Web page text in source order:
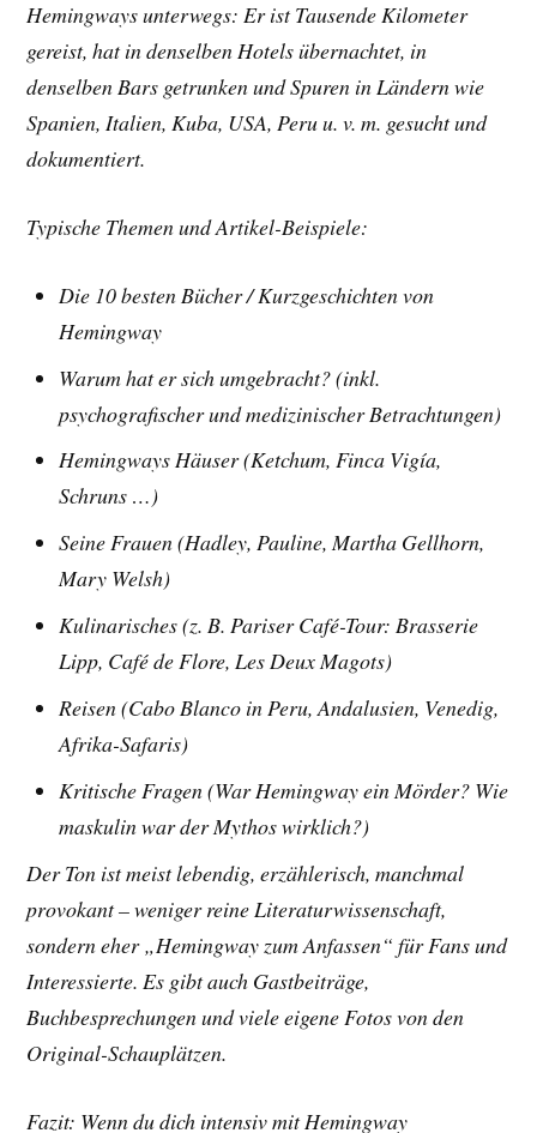
Hemingways unterwegs: Er ist Tausende Kilometer
gereist, hat in denselben Hotels übernachtet, in
denselben Bars getrunken und Spuren in Ländern wie
Spanien, Italien, Kuba, USA, Peru u. v. m. gesucht und
dokumentiert.
Typische Themen und Artikel-Beispiele:
Die 10 besten Bücher /Kurzgeschichten von
Hemingway
Warum hat er sich umgebracht? (inkl.
psychografischer und medizinischer Betrachtungen)
Hemingways Häuser (Ketchum, Finca Vigía,
Schruns …)
Seine Frauen (Hadley, Pauline, Martha Gellhorn,
Mary Welsh)
Kulinarisches (z. B. Pariser Café-Tour: Brasserie
Lipp, Café de Flore, Les Deux Magots)
Reisen (Cabo Blanco in Peru, Andalusien, Venedig,
Afrika-Safaris)
Kritische Fragen (War Hemingway ein Mörder? Wie
maskulin war der Mythos wirklich?)
Der Ton ist meist lebendig, erzählerisch, manchmal
provokant – weniger reine Literaturwissenschaft,
sondern eher „Hemingway zum Anfassen“ für Fans und
Interessierte. Es gibt auch Gastbeiträge,
Buchbesprechungen und viele eigene Fotos von den
Original-Schauplätzen.
Fazit: Wenn du dich intensiv mit Hemingway